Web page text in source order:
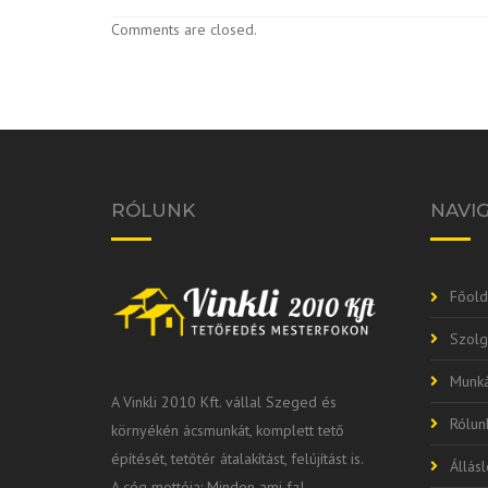
Comments are closed.
RÓLUNK
A Vinkli 2010 Kft. vállal Szeged és
környékén ácsmunkát, komplett tető
építését, tetőtér átalakítást, felújítást is.